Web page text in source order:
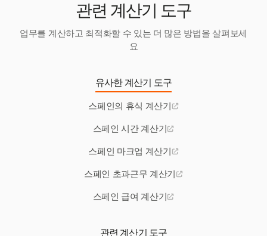
관련 계산기 도구
업무를 계산하고 최적화할 수 있는 더 많은 방법을 살펴보세
요
유사한 계산기 도구
스페인의 휴식 계산기
스페인 시간 계산기
스페인 마크업 계산기
스페인 초과근무 계산기
스페인 급여 계산기
관련 계산기 도구